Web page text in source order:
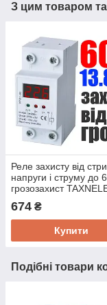
З цим товаром
Реле захисту від
напруги і струму до
грозозахист
674 ₴
Купити
Подібні товари